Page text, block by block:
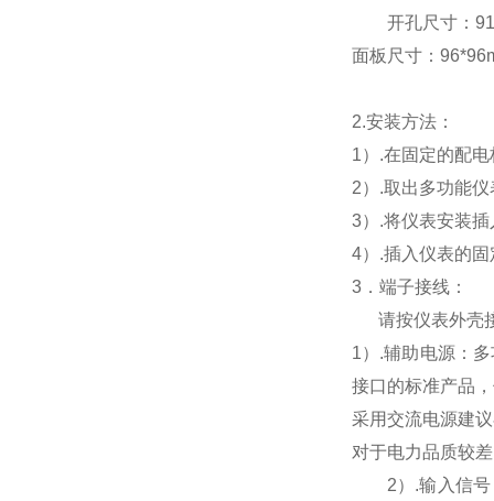
开孔尺寸：
面板尺寸：
2.安装方法：
1）.在固定的配
2）.取出多功能
3）.将仪表安装
4）.插入仪表的
3 ．端子接线：
请按仪表外壳
1） .辅助电源：
接口的标准产品
采用交流电源建
对于电力品质较
2） .输入信